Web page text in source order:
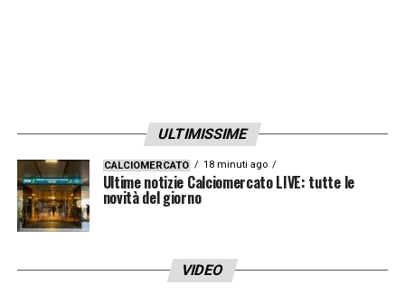
ULTIMISSIME
CALCIOMERCATO 18 minuti ago
Ultime notizie Calciomercato LIVE: tutte le
novità del giorno
VIDEO